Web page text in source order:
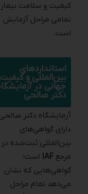
تمامی مراحل آزمایش
است.
استانداردهای
بین‌المللی و کیفیت
جهانی در آزمایشگاه
دکتر صالحی
دارای گواهی‌های
بین‌المللی ثبت‌شده در
مرجعIAFاست؛
گواهی‌هایی که نشان
می‌دهد تمام مراحل
آزمایش—from پذیرش